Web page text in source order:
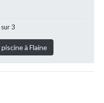
3
à Flaine